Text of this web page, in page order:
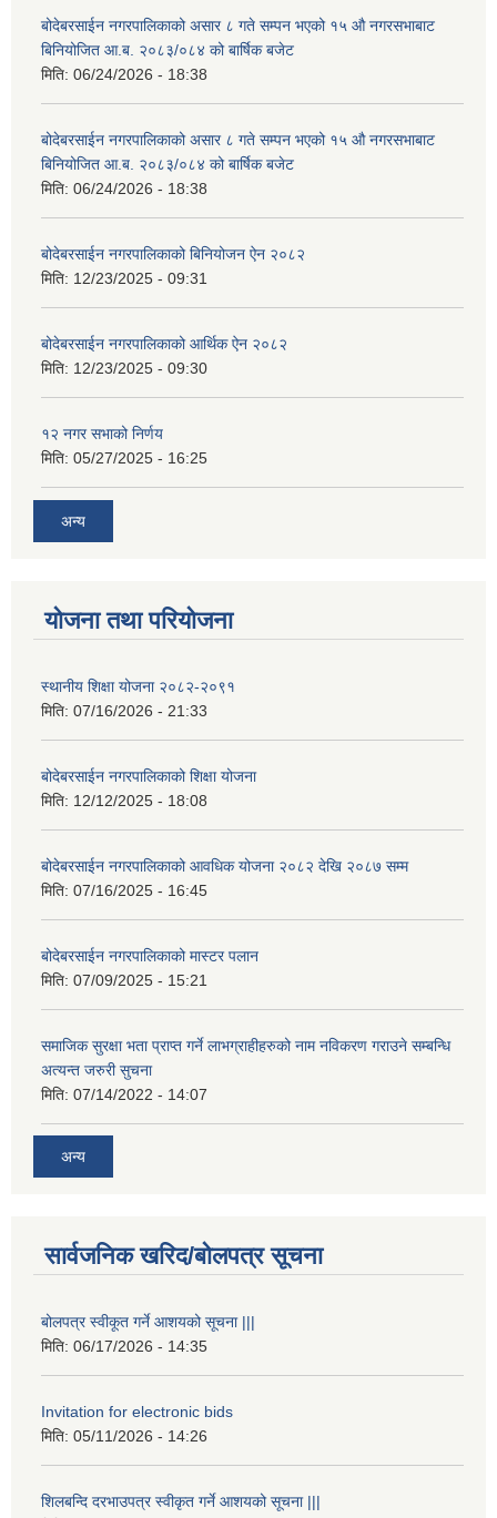
बोदेबरसाईन नगरपालिकाको असार ८ गते सम्पन भएको १५ ‍‍‍औ नगरसभाबाट
बिनियोजित आ.ब. २०८३/०८४ को बार्षिक बजेट
मिति: 06/24/2026 - 18:38
बोदेबरसाईन नगरपालिकाको असार ८ गते सम्पन भएको १५ ‍‍‍औ नगरसभाबाट
बिनियोजित आ.ब. २०८३/०८४ को बार्षिक बजेट
मिति: 06/24/2026 - 18:38
बोदेबरसाईन नगरपालिकाको बिनियोजन ऐन २०८२
मिति: 12/23/2025 - 09:31
बोदेबरसाईन नगरपालिकाको आर्थिक ऐन २०८२
मिति: 12/23/2025 - 09:30
१२ नगर सभाको निर्णय
मिति: 05/27/2025 - 16:25
अन्य
योजना तथा परियोजना
स्थानीय शिक्षा योजना २०८२-२०९१
मिति: 07/16/2026 - 21:33
बोदेबरसाईन नगरपालिकाको शिक्षा योजना
मिति: 12/12/2025 - 18:08
बोदेबरसाईन नगरपालिकाको आवधिक योजना २०८२ देखि २०८७ सम्म
मिति: 07/16/2025 - 16:45
बोदेबरसाईन नगरपालिकाको मास्टर पलान
मिति: 07/09/2025 - 15:21
समाजिक सुरक्षा भता प्राप्त गर्ने लाभग्राहीहरुको नाम नविकरण गराउने सम्बन्धि
अत्यन्त जरुरी सुचना
मिति: 07/14/2022 - 14:07
अन्य
सार्वजनिक खरिद/बोलपत्र सूचना
बोलपत्र स्वीकूत गर्ने आशयको सूचना |||
मिति: 06/17/2026 - 14:35
Invitation for electronic bids
मिति: 05/11/2026 - 14:26
शिलबन्दि दरभाउपत्र स्वीकृत गर्ने आशयको सूचना |||